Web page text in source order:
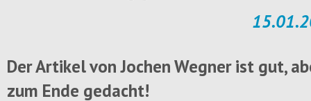
Der Artikel von Jochen Wegner ist gut,
zum Ende gedacht!